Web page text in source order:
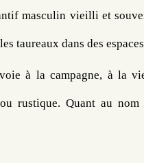
masculin vieilli et
taureaux dans des
à la campagne, à la
rustique. Quant au